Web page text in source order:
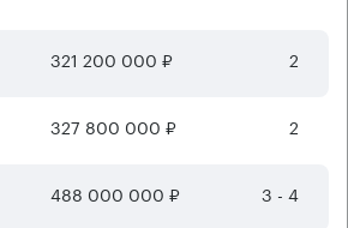
321 200 000 ₽ 2
327 800 000 ₽ 2
488 000 000 ₽ 3 - 4